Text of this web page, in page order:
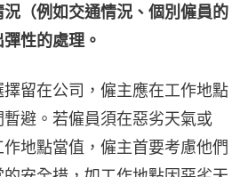
（例如交通情況、個別僱員的
性的處理。
留在公司，僱主應在工作地點
避。若僱員須在惡劣天氣或
作地點當值，僱主首要考慮他們